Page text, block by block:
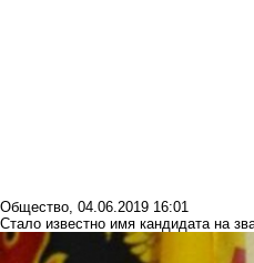
Общество, 04.06.2019 16:01
Стало известно имя кандидата на